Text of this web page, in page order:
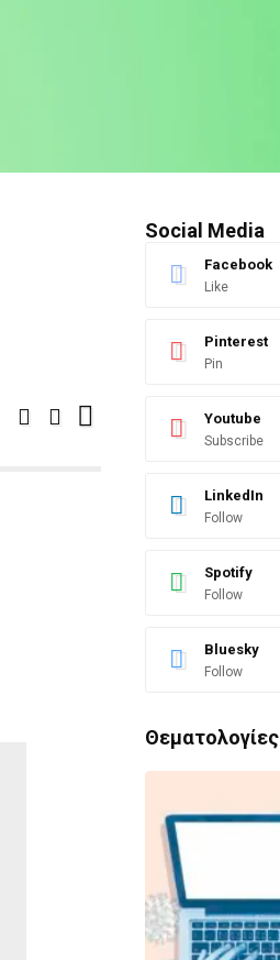
Social Media
Facebook
Like
Pinterest
Pin
Youtube
Subscribe
LinkedIn
Follow
Spotify
Follow
Bluesky
Follow
Θεματολογίες